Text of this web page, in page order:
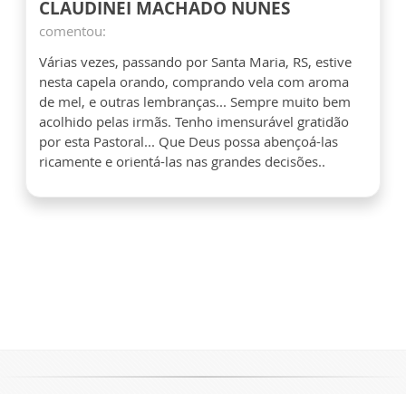
CLAUDINEI MACHADO NUNES
comentou:
Várias vezes, passando por Santa Maria, RS, estive
nesta capela orando, comprando vela com aroma
de mel, e outras lembranças... Sempre muito bem
acolhido pelas irmãs. Tenho imensurável gratidão
por esta Pastoral... Que Deus possa abençoá-las
ricamente e orientá-las nas grandes decisões..